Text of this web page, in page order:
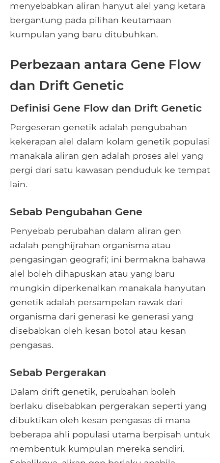
menyebabkan aliran hanyut alel yang ketara
bergantung pada pilihan keutamaan
kumpulan yang baru ditubuhkan.
Perbezaan antara Gene Flow
dan Drift Genetic
Definisi Gene Flow dan Drift Genetic
Pergeseran genetik adalah pengubahan
kekerapan alel dalam kolam genetik populasi
manakala aliran gen adalah proses alel yang
pergi dari satu kawasan penduduk ke tempat
lain.
Sebab Pengubahan Gene
Penyebab perubahan dalam aliran gen
adalah penghijrahan organisma atau
pengasingan geografi; ini bermakna bahawa
alel boleh dihapuskan atau yang baru
mungkin diperkenalkan manakala hanyutan
genetik adalah persampelan rawak dari
organisma dari generasi ke generasi yang
disebabkan oleh kesan botol atau kesan
pengasas.
Sebab Pergerakan
Dalam drift genetik, perubahan boleh
berlaku disebabkan pergerakan seperti yang
dibuktikan oleh kesan pengasas di mana
beberapa ahli populasi utama berpisah untuk
membentuk kumpulan mereka sendiri.